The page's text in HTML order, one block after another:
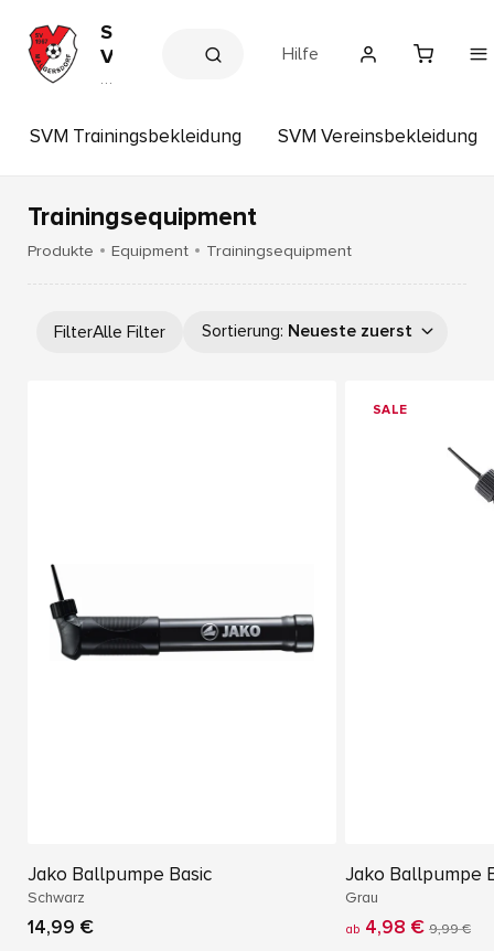
S
V
M
l
s
d
f
e
h
o
p
Hilfe
SVM Trainingsbekleidung SVM Vereinsbekleidung
Trainingsequipment
Produkte Equipment Trainingsequipment
FilterAlle Filter Sortierung: Neueste zuerst
Jako Ballpumpe Basic
Schwarz
14,99 €
SALE
Jako Ballpumpe
Grau
ab 4,98 € 9,99 €